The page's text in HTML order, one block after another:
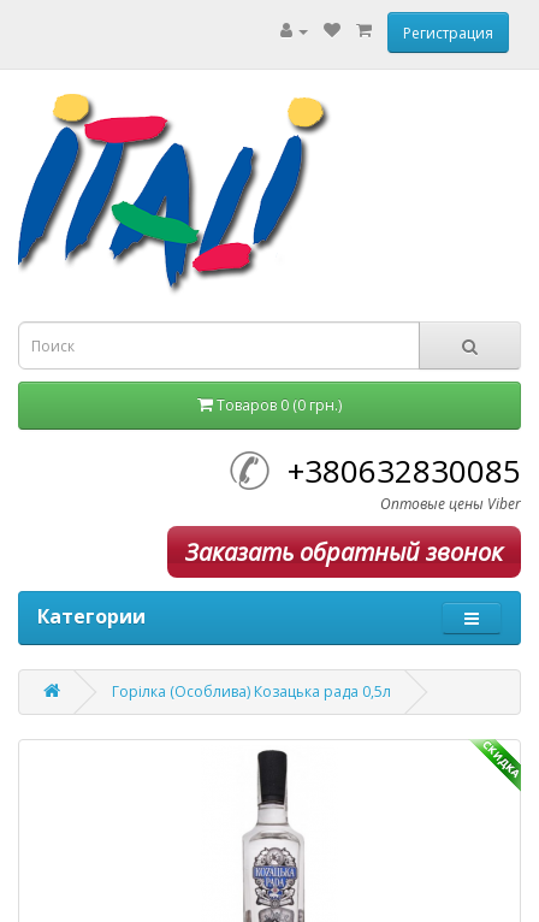
Регистрация
Товаров 0 (0 грн.)
+380632830085
Оптовые цены Viber
Заказать обратный звонок
Категории
Горілка (Особлива) Козацька рада 0,5л